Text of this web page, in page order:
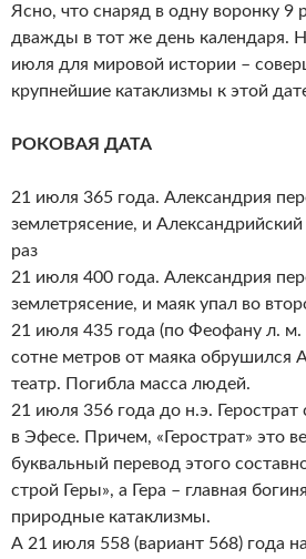
Ясно, что снаряд в одну воронку 9
дважды в тот же день календаря.
июля для мировой истории –
крупнейшие катаклизмы к этой
РОКОВАЯ ДАТА
21 июля 365 года. Александрия
землетрясение, и
раз
21 июля 400 года. Александрия
землетрясение, и маяк упал во
21 июля 435 года (по Феофану л. м.
сотне метров от маяка обрушился
театр. Погибла масса людей.
21 июля 356 года до н.э.
в Эфесе. Причем, «Герострат» это
буквальный перевод этого
строй Геры», а Гера – главная
природные катаклизмы.
А 21 июля 558 (вариант 568) года